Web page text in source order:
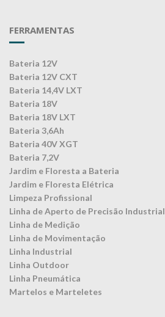
FERRAMENTAS
Bateria 12V
Bateria 12V CXT
Bateria 14,4V LXT
Bateria 18V
Bateria 18V LXT
Bateria 3,6Ah
Bateria 40V XGT
Bateria 7,2V
Jardim e Floresta a Bateria
Jardim e Floresta Elétrica
Limpeza Profissional
Linha de Aperto de Precisão Industrial
Linha de Medição
Linha de Movimentação
Linha Industrial
Linha Outdoor
Linha Pneumática
Martelos e Marteletes